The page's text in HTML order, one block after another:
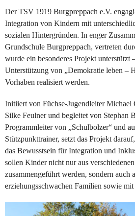
Der TSV 1919 Burgpreppach e.V.
Integration von Kindern mit
sozialen Hintergründen. In enger
Grundschule Burgpreppach, vertreten
wurde ein besonderes Projekt unterstützt
Unterstützung von „Demokratie leben –
Vorhaben realisiert werden.
Initiiert von Füchse-Jugendleiter
Silke Feulner und begleitet von Stephan
Programmleiter von „Schulbolzer“ und
Stützpunkttrainer, setzt das Projekt
das Bewusstsein für Integration und
sollen Kinder nicht nur aus
zusammengeführt werden, sondern auch
erziehungsschwachen Familien sowie